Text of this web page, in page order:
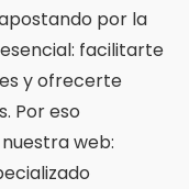
por la
facilitarte
y ofrecerte
Por eso
web: